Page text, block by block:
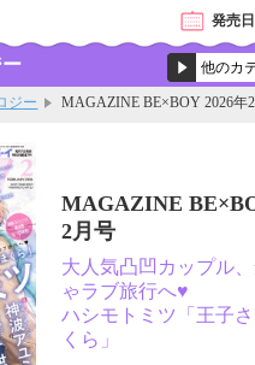
発売日
ジー MAGAZINE BE×BOY 2026年
MAGAZINE
2月号
大人気凸凹カップル
ゃラブ旅行へ♥
ハシモトミツ「王子
くら」